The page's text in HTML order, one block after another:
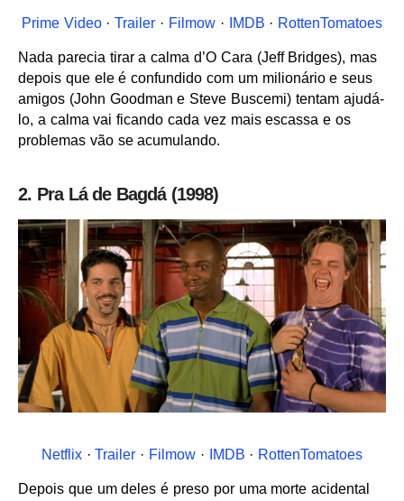
Prime Video·Trailer · Filmow· IMDB · RottenTomatoes
Nada parecia tirar a calma d’O Cara (Jeff Bridges), mas
depois que ele é confundido com um milionário e seus
amigos (John Goodman e Steve Buscemi) tentam ajudá-
lo, a calma vai ficando cada vez mais escassa e os
problemas vão se acumulando.
2. Pra Lá de Bagdá (1998)
Netflix·Trailer · Filmow · IMDB · RottenTomatoes
Depois que um deles é preso por uma morte acidental